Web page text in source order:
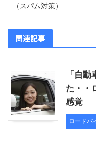
（スパム対策）
関連記事
「自
た・・
感覚
ロードバ